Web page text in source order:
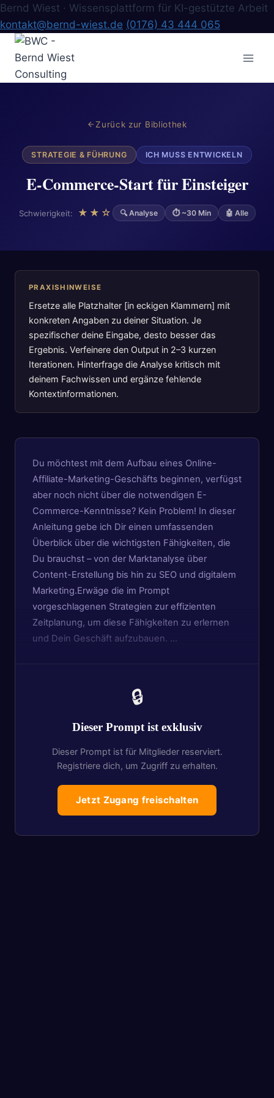
Bernd Wiest · Wissensplattform für KI-gestützte Arbeit
kontakt@bernd-wiest.de (0176) 43 444 065
Zum
Inhalt
springen
Zurück zur Bibliothek
STRATEGIE & FÜHRUNG ICH MUSS ENTWICKELN
E-Commerce-Start für Einsteiger
Schwierigkeit: ★★☆ 🔍 Analyse ⏱ ~30 Min 🤖 Alle
PRAXISHINWEISE
Ersetze alle Platzhalter [in eckigen Klammern] mit
konkreten Angaben zu deiner Situation. Je
spezifischer deine Eingabe, desto besser das
Ergebnis. Verfeinere den Output in 2–3 kurzen
Iterationen. Hinterfrage die Analyse kritisch mit
deinem Fachwissen und ergänze fehlende
Kontextinformationen.
Du möchtest mit dem Aufbau eines Online-
Affiliate-Marketing-Geschäfts beginnen, verfügst
aber noch nicht über die notwendigen E-
Commerce-Kenntnisse? Kein Problem! In dieser
Anleitung gebe ich Dir einen umfassenden
Überblick über die wichtigsten Fähigkeiten, die
Du brauchst – von der Marktanalyse über
Content-Erstellung bis hin zu SEO und digitalem
Marketing.Erwäge die im Prompt
vorgeschlagenen Strategien zur effizienten
Zeitplanung, um diese Fähigkeiten zu erlernen
und Dein Geschäft aufzubauen. …
🔒
Dieser Prompt ist exklusiv
Dieser Prompt ist für Mitglieder reserviert.
Registriere dich, um Zugriff zu erhalten.
Jetzt Zugang freischalten